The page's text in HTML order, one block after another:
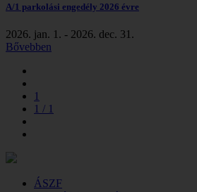
A/1 parkolási engedély 2026 évre
2026. jan. 1. - 2026. dec. 31.
Bővebben
1
1 / 1
ÁSZF